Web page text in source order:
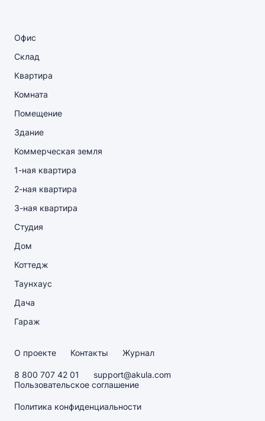
Офис
Склад
Квартира
Комната
Помещение
Здание
Коммерческая земля
1-ная квартира
2-ная квартира
3-ная квартира
Студия
Дом
Коттедж
Таунхаус
Дача
Гараж
О проекте Контакты Журнал
8 800 707 42 01
support@akula.com
Пользовательское соглашение
Политика конфиденциальности